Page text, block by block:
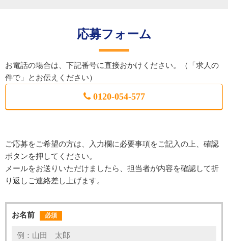
応募フォーム
お電話の場合は、下記番号に直接おかけください。（「求人の
件で」とお伝えください）
0120-054-577
ご応募をご希望の方は、入力欄に必要事項をご記入の上、確認
ボタンを押してください。
メールをお送りいただけましたら、担当者が内容を確認して折
り返しご連絡差し上げます。
お名前 必須